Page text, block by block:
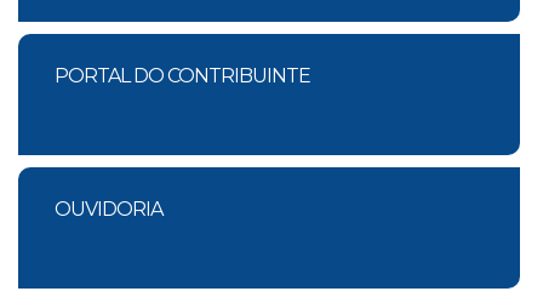
PORTAL DO CONTRIBUINTE
OUVIDORIA